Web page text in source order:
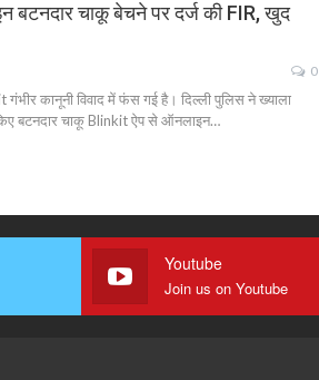
बटनदार चाकू बेचने पर दर्ज की FIR, खुद
0
कानूनी विवाद में फंस गई है। दिल्ली पुलिस ने ख्याला
किए बटनदार चाकू Blinkit ऐप से ऑनलाइन…
Youtube
Join us on Youtube